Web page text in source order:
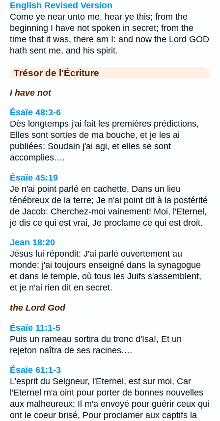
English Revised Version
Come ye near unto me, hear ye this; from the
beginning I have not spoken in secret; from the
time that it was, there am I: and now the Lord GOD
hath sent me, and his spirit.
Trésor de l'Écriture
I have not
Ésaïe 48:3-6
Dès longtemps j'ai fait les premières prédictions,
Elles sont sorties de ma bouche, et je les ai
publiées: Soudain j'ai agi, et elles se sont
accomplies.…
Ésaïe 45:19
Je n'ai point parlé en cachette, Dans un lieu
ténébreux de la terre; Je n'ai point dit à la postérité
de Jacob: Cherchez-moi vainement! Moi, l'Eternel,
je dis ce qui est vrai, Je proclame ce qui est droit.
Jean 18:20
Jésus lui répondit: J'ai parlé ouvertement au
monde; j'ai toujours enseigné dans la synagogue
et dans le temple, où tous les Juifs s'assemblent,
et je n'ai rien dit en secret.
the Lord God
Ésaïe 11:1-5
Puis un rameau sortira du tronc d'Isaï, Et un
rejeton naîtra de ses racines.…
Ésaïe 61:1-3
L'esprit du Seigneur, l'Eternel, est sur moi, Car
l'Eternel m'a oint pour porter de bonnes nouvelles
aux malheureux; Il m'a envoyé pour guérir ceux qui
ont le coeur brisé, Pour proclamer aux captifs la